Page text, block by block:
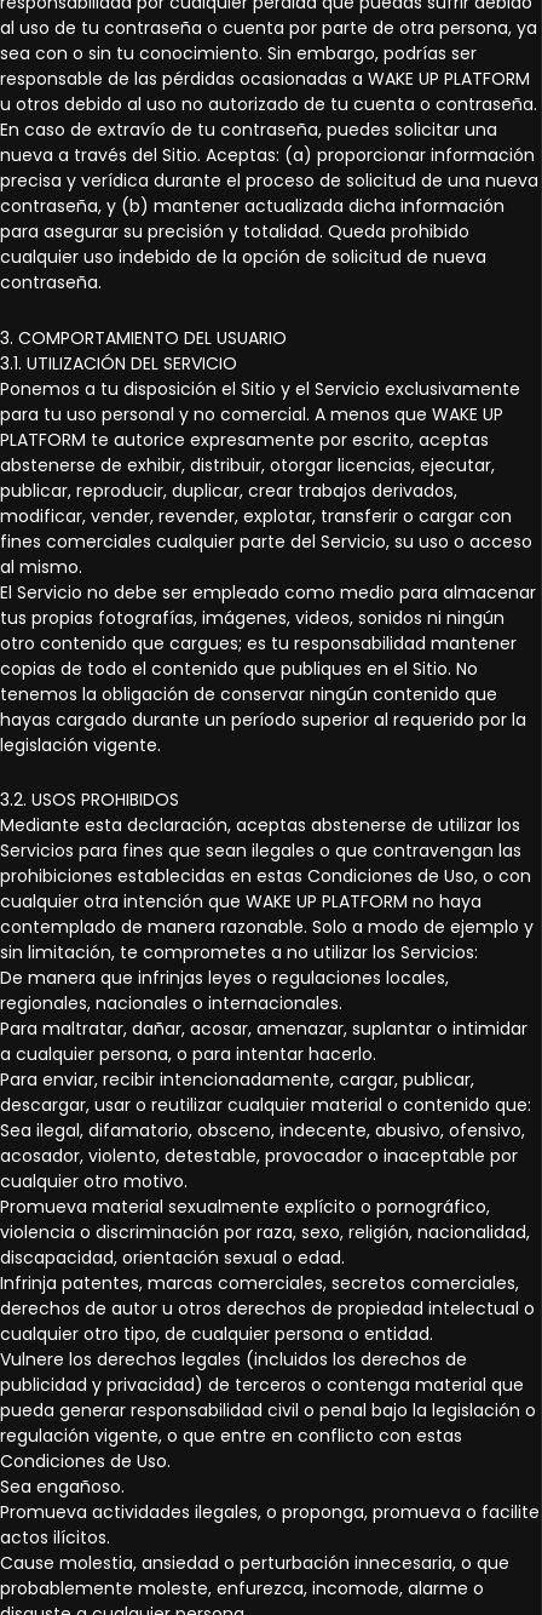
al uso de tu contraseña o cuenta por parte de otra persona, ya
sea con o sin tu conocimiento. Sin embargo, podrías ser
responsable de las pérdidas ocasionadas a WAKE UP PLATFORM
u otros debido al uso no autorizado de tu cuenta o contraseña.
En caso de extravío de tu contraseña, puedes solicitar una
nueva a través del Sitio. Aceptas: (a) proporcionar información
precisa y verídica durante el proceso de solicitud de una nueva
contraseña, y (b) mantener actualizada dicha información
para asegurar su precisión y totalidad. Queda prohibido
cualquier uso indebido de la opción de solicitud de nueva
contraseña.
3. COMPORTAMIENTO DEL USUARIO
3.1. UTILIZACIÓN DEL SERVICIO
Ponemos a tu disposición el Sitio y el Servicio exclusivamente
para tu uso personal y no comercial. A menos que WAKE UP
PLATFORM te autorice expresamente por escrito, aceptas
abstenerse de exhibir, distribuir, otorgar licencias, ejecutar,
publicar, reproducir, duplicar, crear trabajos derivados,
modificar, vender, revender, explotar, transferir o cargar con
fines comerciales cualquier parte del Servicio, su uso o acceso
al mismo.
El Servicio no debe ser empleado como medio para almacenar
tus propias fotografías, imágenes, videos, sonidos ni ningún
otro contenido que cargues; es tu responsabilidad mantener
copias de todo el contenido que publiques en el Sitio. No
tenemos la obligación de conservar ningún contenido que
hayas cargado durante un período superior al requerido por la
legislación vigente.
3.2. USOS PROHIBIDOS
Mediante esta declaración, aceptas abstenerse de utilizar los
Servicios para fines que sean ilegales o que contravengan las
prohibiciones establecidas en estas Condiciones de Uso, o con
cualquier otra intención que WAKE UP PLATFORM no haya
contemplado de manera razonable. Solo a modo de ejemplo y
sin limitación, te comprometes a no utilizar los Servicios:
De manera que infrinjas leyes o regulaciones locales,
regionales, nacionales o internacionales.
Para maltratar, dañar, acosar, amenazar, suplantar o intimidar
a cualquier persona, o para intentar hacerlo.
Para enviar, recibir intencionadamente, cargar, publicar,
descargar, usar o reutilizar cualquier material o contenido que:
Sea ilegal, difamatorio, obsceno, indecente, abusivo, ofensivo,
acosador, violento, detestable, provocador o inaceptable por
cualquier otro motivo.
Promueva material sexualmente explícito o pornográfico,
violencia o discriminación por raza, sexo, religión, nacionalidad,
discapacidad, orientación sexual o edad.
Infrinja patentes, marcas comerciales, secretos comerciales,
derechos de autor u otros derechos de propiedad intelectual o
cualquier otro tipo, de cualquier persona o entidad.
Vulnere los derechos legales (incluidos los derechos de
publicidad y privacidad) de terceros o contenga material que
pueda generar responsabilidad civil o penal bajo la legislación o
regulación vigente, o que entre en conflicto con estas
Condiciones de Uso.
Sea engañoso.
Promueva actividades ilegales, o proponga, promueva o facilite
actos ilícitos.
Cause molestia, ansiedad o perturbación innecesaria, o que
probablemente moleste, enfurezca, incomode, alarme o